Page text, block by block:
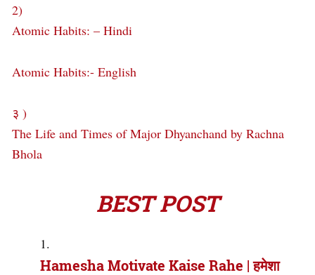
2)
Atomic Habits: – Hindi
Atomic Habits:- English
३ )
The Life and Times of Major Dhyanchand by Rachna
Bhola
BEST POST
Hamesha Motivate Kaise Rahe | हमेशा